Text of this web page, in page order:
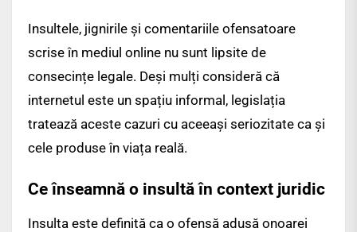
Insultele, jignirile și comentariile ofensatoare
scrise în mediul online nu sunt lipsite de
consecințe legale. Deși mulți consideră că
internetul este un spațiu informal, legislația
tratează aceste cazuri cu aceeași seriozitate ca și
cele produse în viața reală.
Ce înseamnă o insultă în context juridic
Insulta este definită ca o ofensă adusă onoarei